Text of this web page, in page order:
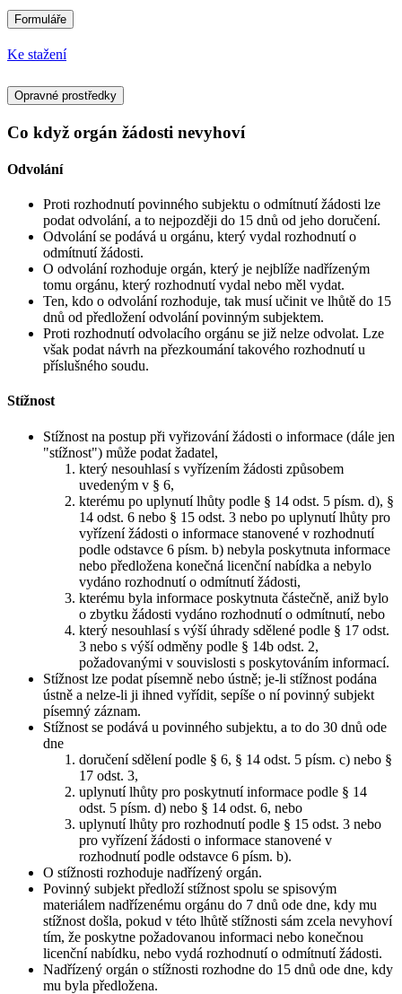
Formuláře
Ke stažení
Opravné prostředky
Co když orgán žádosti nevyhoví
Odvolání
Proti rozhodnutí povinného subjektu o odmítnutí žádosti lze
podat odvolání, a to nejpozději do 15 dnů od jeho doručení.
Odvolání se podává u orgánu, který vydal rozhodnutí o
odmítnutí žádosti.
O odvolání rozhoduje orgán, který je nejblíže nadřízeným
tomu orgánu, který rozhodnutí vydal nebo měl vydat.
Ten, kdo o odvolání rozhoduje, tak musí učinit ve lhůtě do 15
dnů od předložení odvolání povinným subjektem.
Proti rozhodnutí odvolacího orgánu se již nelze odvolat. Lze
však podat návrh na přezkoumání takového rozhodnutí u
příslušného soudu.
Stížnost
Stížnost na postup při vyřizování žádosti o informace (dále jen
"stížnost") může podat žadatel,
který nesouhlasí s vyřízením žádosti způsobem
uvedeným v § 6,
kterému po uplynutí lhůty podle § 14 odst. 5 písm. d), §
14 odst. 6 nebo § 15 odst. 3 nebo po uplynutí lhůty pro
vyřízení žádosti o informace stanovené v rozhodnutí
podle odstavce 6 písm. b) nebyla poskytnuta informace
nebo předložena konečná licenční nabídka a nebylo
vydáno rozhodnutí o odmítnutí žádosti,
kterému byla informace poskytnuta částečně, aniž bylo
o zbytku žádosti vydáno rozhodnutí o odmítnutí, nebo
který nesouhlasí s výší úhrady sdělené podle § 17 odst.
3 nebo s výší odměny podle § 14b odst. 2,
požadovanými v souvislosti s poskytováním informací.
Stížnost lze podat písemně nebo ústně; je-li stížnost podána
ústně a nelze-li ji ihned vyřídit, sepíše o ní povinný subjekt
písemný záznam.
Stížnost se podává u povinného subjektu, a to do 30 dnů ode
dne
doručení sdělení podle § 6, § 14 odst. 5 písm. c) nebo §
17 odst. 3,
uplynutí lhůty pro poskytnutí informace podle § 14
odst. 5 písm. d) nebo § 14 odst. 6, nebo
uplynutí lhůty pro rozhodnutí podle § 15 odst. 3 nebo
pro vyřízení žádosti o informace stanovené v
rozhodnutí podle odstavce 6 písm. b).
O stížnosti rozhoduje nadřízený orgán.
Povinný subjekt předloží stížnost spolu se spisovým
materiálem nadřízenému orgánu do 7 dnů ode dne, kdy mu
stížnost došla, pokud v této lhůtě stížnosti sám zcela nevyhoví
tím, že poskytne požadovanou informaci nebo konečnou
licenční nabídku, nebo vydá rozhodnutí o odmítnutí žádosti.
Nadřízený orgán o stížnosti rozhodne do 15 dnů ode dne, kdy
mu byla předložena.